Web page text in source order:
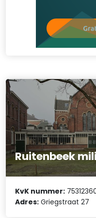
Ruitenbeek
KvK nummer:
Adres: Griegstraat 27